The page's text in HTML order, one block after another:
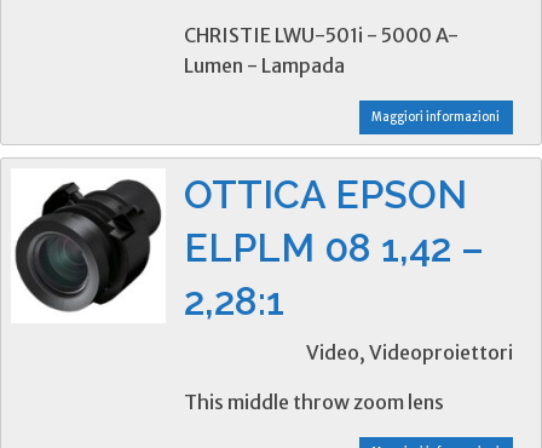
CHRISTIE LWU-501i - 5000 A-
Lumen - Lampada
Maggiori informazioni
OTTICA EPSON
ELPLM 08 1,42 –
2,28:1
Video, Videoproiettori
This middle throw zoom lens